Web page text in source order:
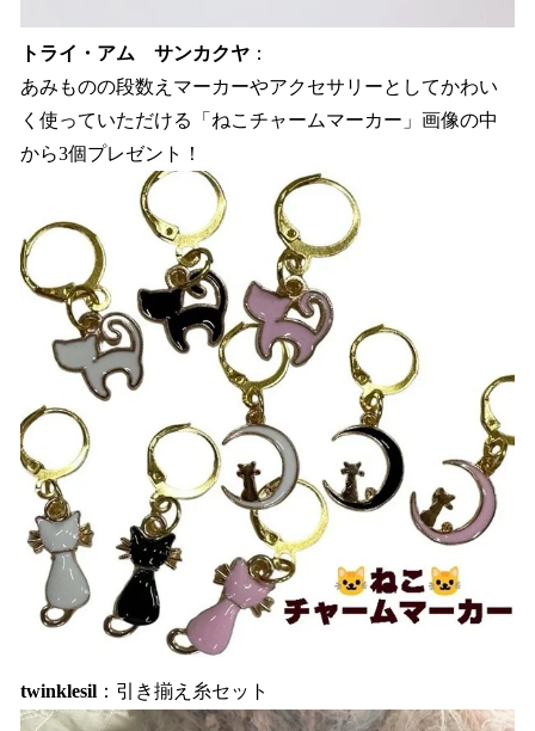
トライ・アム サンカクヤ ：
あみものの段数えマーカーやアクセサリーとしてかわい
く使っていただける「ねこチャームマーカー」画像の中
から3個プレゼント！
twinklesil ：引き揃え糸セット